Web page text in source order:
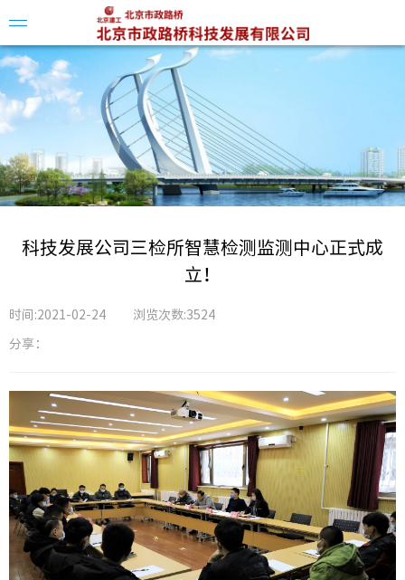
企业简
领导介
科技动
技术成
研发方
检验检
科技发展公司三检所智慧检测监测中心正式成
立！
时间:2021-02-24 浏览次数:3524
分享：